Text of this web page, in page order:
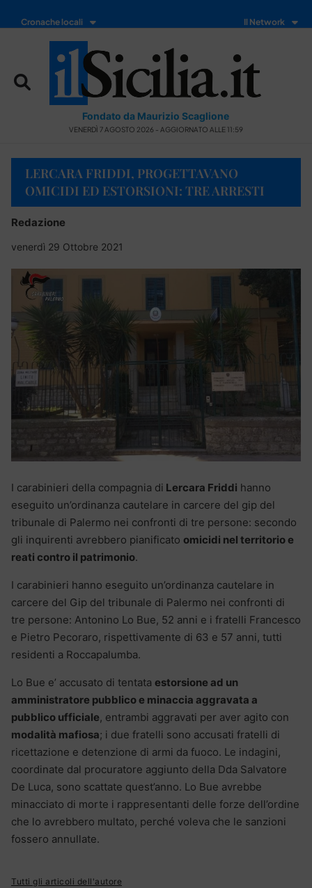
Cronache locali Il Network
Fondato da Maurizio Scaglione
VENERDÌ 7 AGOSTO 2026 - AGGIORNATO ALLE 11:59
LERCARA FRIDDI, PROGETTAVANO
OMICIDI ED ESTORSIONI: TRE ARRESTI
Redazione
venerdì 29 Ottobre 2021
I carabinieri della compagnia di Lercara Friddi hanno
eseguito un’ordinanza cautelare in carcere del gip del
tribunale di Palermo nei confronti di tre persone: secondo
gli inquirenti avrebbero pianificato omicidi nel territorio e
reati contro il patrimonio.
I carabinieri hanno eseguito un’ordinanza cautelare in
carcere del Gip del tribunale di Palermo nei confronti di
tre persone: Antonino Lo Bue, 52 anni e i fratelli Francesco
e Pietro Pecoraro, rispettivamente di 63 e 57 anni, tutti
residenti a Roccapalumba.
Lo Bue e’ accusato di tentata estorsione ad un
amministratore pubblico e minaccia aggravata a
pubblico ufficiale, entrambi aggravati per aver agito con
modalità mafiosa; i due fratelli sono accusati fratelli di
ricettazione e detenzione di armi da fuoco. Le indagini,
coordinate dal procuratore aggiunto della Dda Salvatore
De Luca, sono scattate quest’anno. Lo Bue avrebbe
minacciato di morte i rappresentanti delle forze dell’ordine
che lo avrebbero multato, perché voleva che le sanzioni
fossero annullate.
Tutti gli articoli dell'autore